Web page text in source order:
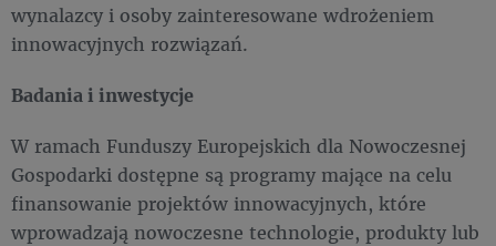
wynalazcy i osoby zainteresowane wdrożeniem
innowacyjnych rozwiązań.
Badania i inwestycje
W ramach Funduszy Europejskich dla Nowoczesnej
Gospodarki dostępne są programy mające na celu
finansowanie projektów innowacyjnych, które
wprowadzają nowoczesne technologie, produkty lub